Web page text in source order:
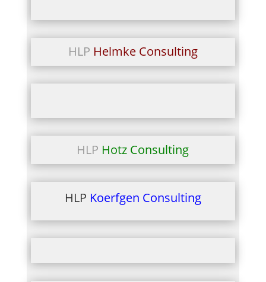
HLP Helmke Consulting
HLP Hotz Consulting
HLP Koerfgen Consulting